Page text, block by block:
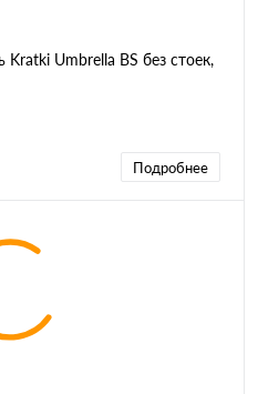
Kratki Umbrella BS без стоек,
Подробнее